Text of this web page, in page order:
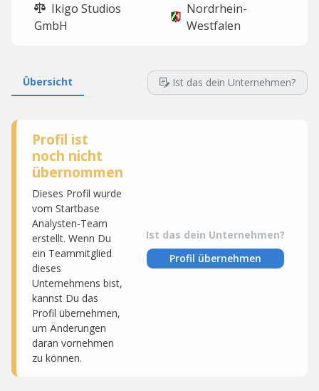
Ikigo Studios
GmbH
Nordrhein-
Westfalen
Übersicht Ist das dein Unternehmen?
Profil ist
noch nicht
übernommen
Dieses Profil wurde
vom Startbase
Analysten-Team
erstellt. Wenn Du
ein Teammitglied
dieses
Unternehmens bist,
kannst Du das
Profil übernehmen,
um Änderungen
daran vornehmen
zu können.
Ist das dein Unternehmen?
Profil übernehmen